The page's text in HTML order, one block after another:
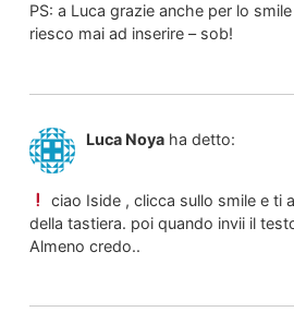
PS: a Luca grazie anche per lo
riesco mai ad inserire – sob!
Luca Noya ha detto:
ciao Iside , clicca sullo smile e ti
della tastiera. poi quando invii il
Almeno credo..